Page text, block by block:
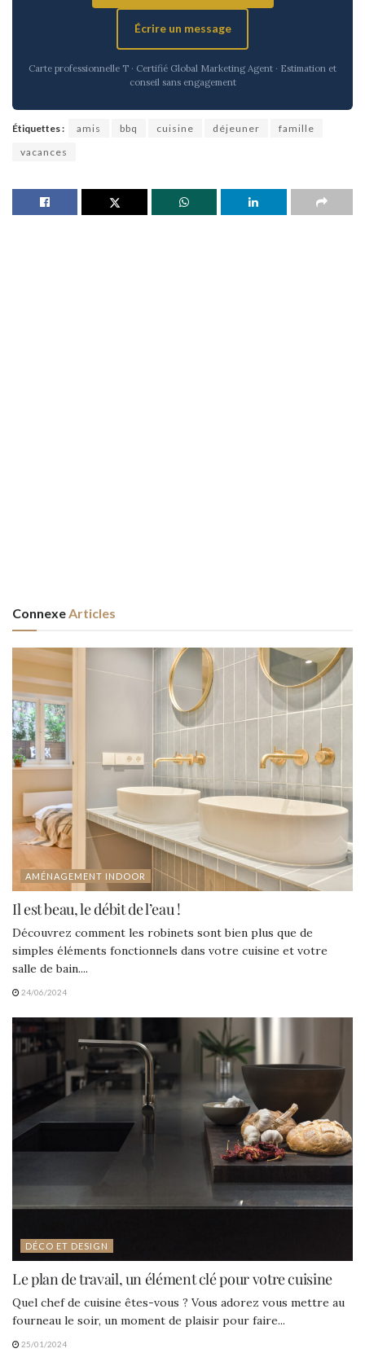
Écrire un message
Carte professionnelle T · Certifié Global Marketing Agent · Estimation et
conseil sans engagement
Étiquettes : amis bbq cuisine déjeuner
famille
vacances
ConnexeArticles
AMÉNAGEMENT INDOOR
Il est beau, le débit de l’eau !
Découvrez comment les robinets sont bien plus que de
simples éléments fonctionnels dans votre cuisine et votre
salle de bain....
24/06/2024
DÉCO ET DESIGN
Le plan de travail, un élément clé pour votre cuisine
Quel chef de cuisine êtes-vous ? Vous adorez vous mettre au
fourneau le soir, un moment de plaisir pour faire...
25/01/2024